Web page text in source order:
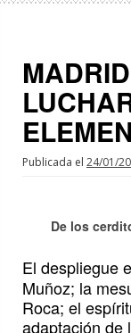
Publicada el 24/01/
De los
El despliegue
Muñoz; la
Roca; el
adaptación de